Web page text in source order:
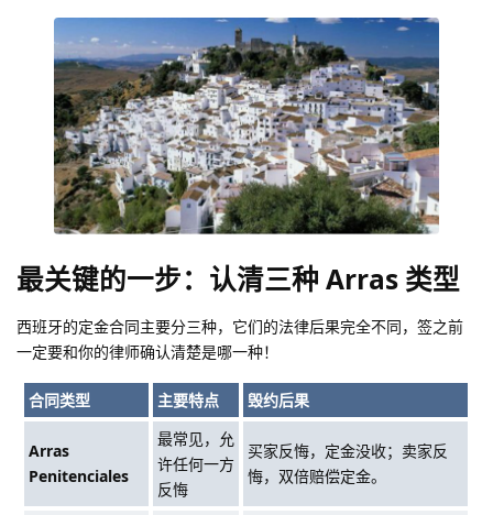
最关键的一步：认清三种 Arras 类型
西班牙的定金合同主要分三种，它们的法律后果完全不同，签之前
一定要和你的律师确认清楚是哪一种！
合同类型 主要特点 毁约后果
Arras
Penitenciales
最常见，允
许任何一方
反悔
买家反悔，定金没收；卖家反
悔，双倍赔偿定金。